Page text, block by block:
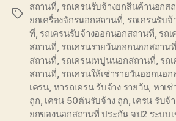
Tags
สถานที่, รถเครนรับจ้างยกสินค้านอกส
ยกเครื่องจักรนอกสถานที่, รถเครนรับ
ที่, รถเครนรับจ้างออกนอกสถานที่, รถ
สถานที่, รถเครนรายวันออกนอกสถานที่
สถานที่, รถเครนเทปูนนอกสถานที่, รถ
สถานที่, รถเครนให้เช่ารายวันออกนอ
เครน, หารถเครน รับจ้าง รายวัน, หาเช่
ถูก, เครน 50ตันรับจ้าง ถูก, เครน รับจ้
ยกของนอกสถานที่ ประกัน จป2 ระบบ